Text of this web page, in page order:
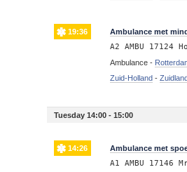
19:36 Ambulance met
A2 AMBU 17124
Ambulance -
Zuid-Holland -
Tuesday 14:00 - 15:00
14:26 Ambulance met
A1 AMBU 17146